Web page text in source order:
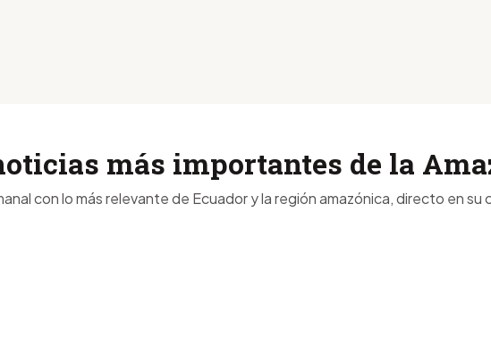
más importantes de la
con lo más relevante de Ecuador y la región amazónica, directo en su